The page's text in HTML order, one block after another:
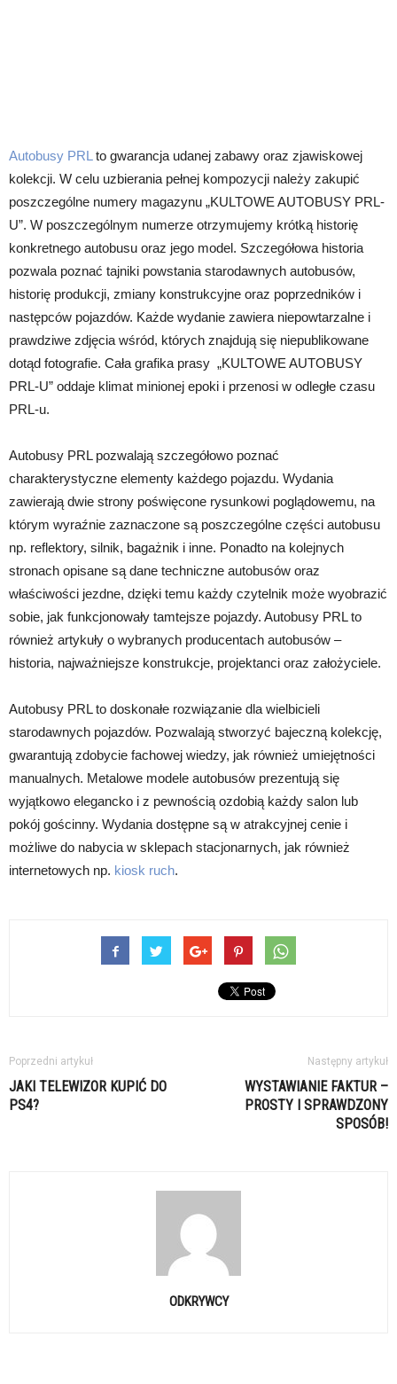
Autobusy PRL to gwarancja udanej zabawy oraz zjawiskowej
kolekcji. W celu uzbierania pełnej kompozycji należy zakupić
poszczególne numery magazynu „KULTOWE AUTOBUSY PRL-
U”. W poszczególnym numerze otrzymujemy krótką historię
konkretnego autobusu oraz jego model. Szczegółowa historia
pozwala poznać tajniki powstania starodawnych autobusów,
historię produkcji, zmiany konstrukcyjne oraz poprzedników i
następców pojazdów. Każde wydanie zawiera niepowtarzalne i
prawdziwe zdjęcia wśród, których znajdują się niepublikowane
dotąd fotografie. Cała grafika prasy „KULTOWE AUTOBUSY
PRL-U” oddaje klimat minionej epoki i przenosi w odległe czasu
PRL-u.
Autobusy PRL pozwalają szczegółowo poznać
charakterystyczne elementy każdego pojazdu. Wydania
zawierają dwie strony poświęcone rysunkowi poglądowemu, na
którym wyraźnie zaznaczone są poszczególne części autobusu
np. reflektory, silnik, bagażnik i inne. Ponadto na kolejnych
stronach opisane są dane techniczne autobusów oraz
właściwości jezdne, dzięki temu każdy czytelnik może wyobrazić
sobie, jak funkcjonowały tamtejsze pojazdy. Autobusy PRL to
również artykuły o wybranych producentach autobusów –
historia, najważniejsze konstrukcje, projektanci oraz założyciele.
Autobusy PRL to doskonałe rozwiązanie dla wielbicieli
starodawnych pojazdów. Pozwalają stworzyć bajeczną kolekcję,
gwarantują zdobycie fachowej wiedzy, jak również umiejętności
manualnych. Metalowe modele autobusów prezentują się
wyjątkowo elegancko i z pewnością ozdobią każdy salon lub
pokój gościnny. Wydania dostępne są w atrakcyjnej cenie i
możliwe do nabycia w sklepach stacjonarnych, jak również
internetowych np. kiosk ruch.
Poprzedni artykuł
JAKI TELEWIZOR KUPIĆ DO
PS4?
Następny artykuł
WYSTAWIANIE FAKTUR –
PROSTY I SPRAWDZONY
SPOSÓB!
ODKRYWCY